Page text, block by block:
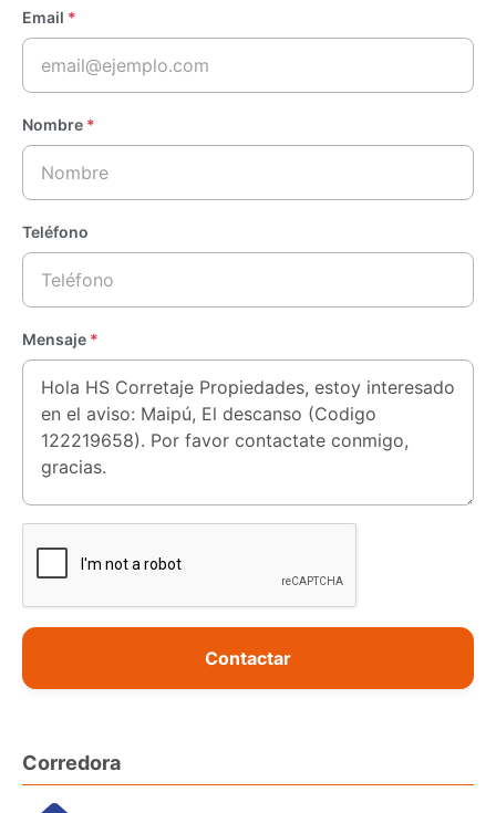
Email *
Nombre *
Teléfono
Mensaje *
Contactar
Corredora